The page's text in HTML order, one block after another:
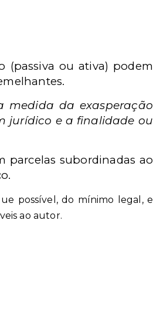
(passiva ou ativa) podem
medida da exasperação
jurídico e a finalidade ou
parcelas subordinadas ao
possível, do mínimo legal, e
ao autor.